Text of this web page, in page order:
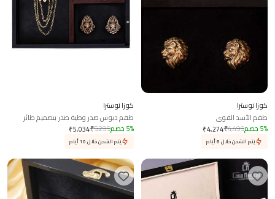
كوزا نوسترا
طقم الأسد القوي
₹4,274₹4,499 5% خصم
يتم الشحن خلال 8 أيام
كوزا نوسترا
طقم دبوس صدر وطية صدر بتصميم طائر
الفينيق المرتفع
₹5,034₹5,299 5% خصم
يتم الشحن خلال 10 أيام